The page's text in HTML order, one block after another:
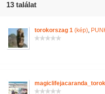
13 találat
torokorszag 1(kép),